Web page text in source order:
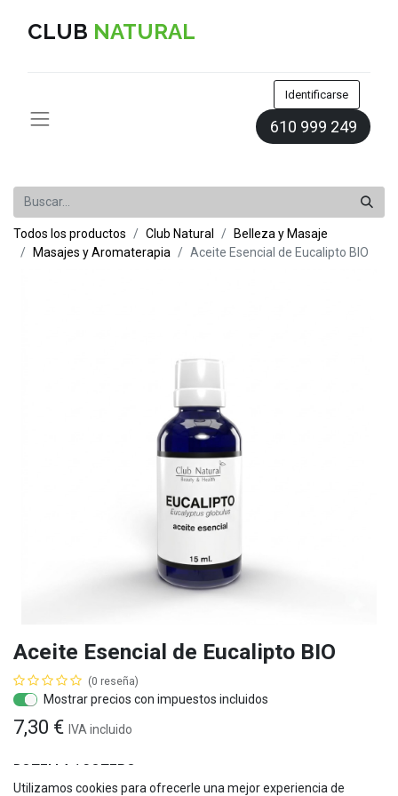
CLUB NATURAL
Identificarse
610 999 249
Todos los productos Club Natural
Belleza y Masaje
Masajes y Aromaterapia
Aceite Esencial de Eucalipto BIO
Aceite Esencial de Eucalipto BIO
(0 reseña)
Mostrar precios con impuestos incluidos
7,30 € IVA incluido
BOTELLA / GOTERO
Utilizamos cookies para ofrecerle una mejor experiencia de